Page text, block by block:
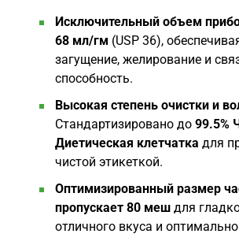
Исключительный объем
68 мл/гм (USP 36),
загущение, желирование и
способность.
Высокая степень очистки и
Стандартизировано до 99.5%
Диетическая клетчатка для
чистой этикеткой.
Оптимизированный размер
пропускает 80 меш для
отличного вкуса и